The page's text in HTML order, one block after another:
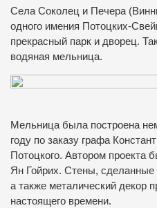
Села Соколец и Печера
одного имения Потоцких-
прекрасный парк и дворец.
водяная мельница.
Мельница была построена
году по заказу графа
Потоцкого. Автором проекта
Ян Гойрих. Стены, сделанные
а также металический декор
настоящего времени.